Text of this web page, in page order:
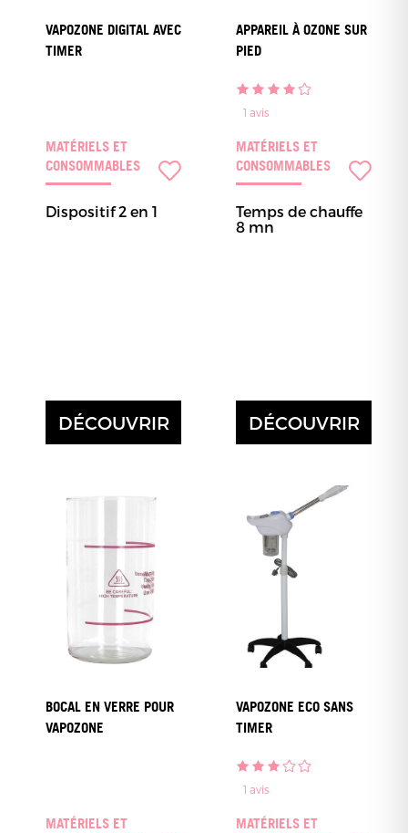
VAPOZONE DIGITAL AVEC
TIMER
MATÉRIELS ET
CONSOMMABLES
Dispositif 2 en 1
DÉCOUVRIR
APPAREIL À OZONE SUR
PIED
1 avis
MATÉRIELS ET
CONSOMMABLES
Temps de chauffe
8 mn
DÉCOUVRIR
BOCAL EN VERRE POUR
VAPOZONE
MATÉRIELS ET
VAPOZONE ECO SANS
TIMER
1 avis
MATÉRIELS ET